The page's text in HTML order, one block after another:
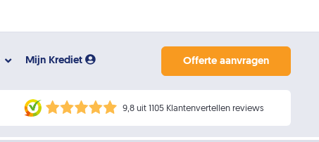
Mijn Krediet Offerte aanvragen
9,8 uit 1105 Klantenvertellen reviews